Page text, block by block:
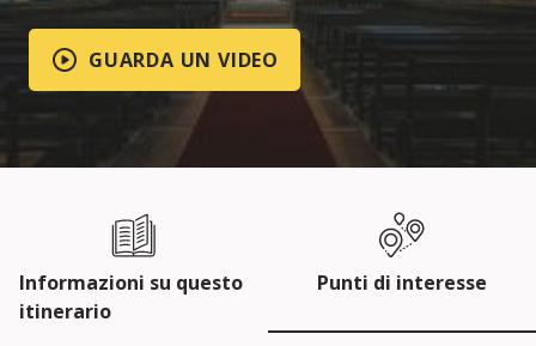
GUARDA UN VIDEO
Informazioni su questo
itinerario
Punti di interesse